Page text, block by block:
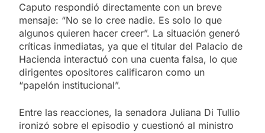
Caputo respondió directamente con un breve
mensaje: “No se lo cree nadie. Es solo lo que
algunos quieren hacer creer”. La situación generó
críticas inmediatas, ya que el titular del Palacio de
Hacienda interactuó con una cuenta falsa, lo que
dirigentes opositores calificaron como un
“papelón institucional”.
Entre las reacciones, la senadora Juliana Di Tullio
ironizó sobre el episodio y cuestionó al ministro